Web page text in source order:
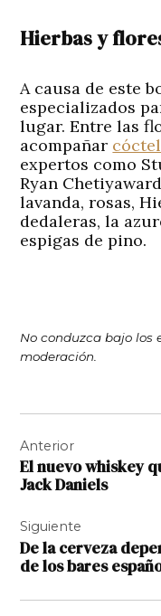
Hierbas y
A causa de este
especializados
lugar. Entre las
acompañar
expertos como
Ryan
lavanda, rosas,
dedaleras, la
espigas de pino.
No conduzca bajo los
moderación.
de
entradas
Anterior
El nuevo whiskey
Jack Daniels
Siguiente
De la cerveza
de los bares